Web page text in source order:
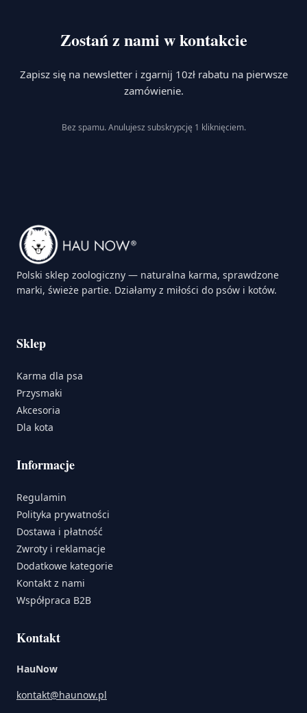
Zostań z nami w kontakcie
Zapisz się na newsletter i zgarnij 10zł rabatu na pierwsze
zamówienie.
Bez spamu. Anulujesz subskrypcję 1 kliknięciem.
Polski sklep zoologiczny — naturalna karma, sprawdzone
marki, świeże partie. Działamy z miłości do psów i kotów.
Sklep
Karma dla psa
Przysmaki
Akcesoria
Dla kota
Informacje
Regulamin
Polityka prywatności
Dostawa i płatność
Zwroty i reklamacje
Dodatkowe kategorie
Kontakt z nami
Współpraca B2B
Kontakt
HauNow
kontakt@haunow.pl